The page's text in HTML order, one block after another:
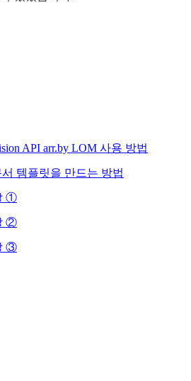
API arr.by LOM 사용 방법
템플릿을 만드는 방법
①
②
③